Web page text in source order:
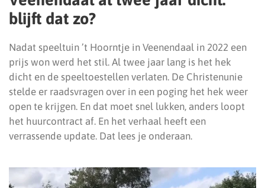
blijft dat zo?
Nadat speeltuin ’t Hoorntje in Veenendaal in 2022 een
prijs won werd het stil. Al twee jaar lang is het hek
dicht en de speeltoestellen verlaten. De Christenunie
stelde er raadsvragen over in een poging het hek weer
open te krijgen. En dat moet snel lukken, anders loopt
het huurcontract af. En het verhaal heeft een
verrassende update. Dat lees je onderaan.